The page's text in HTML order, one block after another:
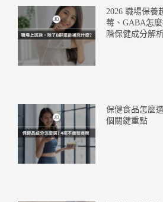
2026 職場保養
莓、GABA怎
階保健成分解
保健食品怎麼
個關鍵重點